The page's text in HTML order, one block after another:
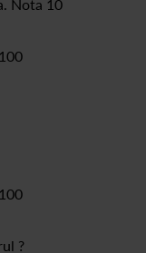
Nota 10
100
100
?